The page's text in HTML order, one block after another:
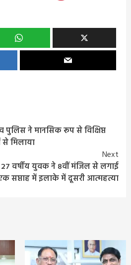
पुलिस ने मानसिक रूप से विक्षिप्त
मिलाया
Next
27 वर्षीय युवक ने 8वीं मंजिल से लगाई
सप्ताह में इलाके में दूसरी आत्महत्या